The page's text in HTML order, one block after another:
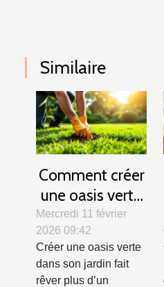
Similaire
Comment créer
une oasis verte
? Secrets d'un
gazon parfait
Mercredi 11 février
2026 09:42
Créer une oasis verte
dans son jardin fait
rêver plus d’un